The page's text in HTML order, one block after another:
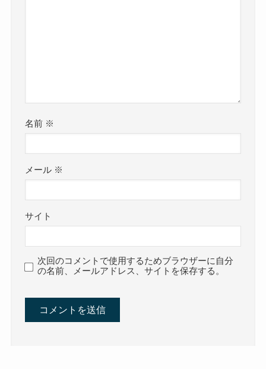
名前 ※
メール ※
サイト
次回のコメントで使用するためブラウザーに自分
の名前、メールアドレス、サイトを保存する。